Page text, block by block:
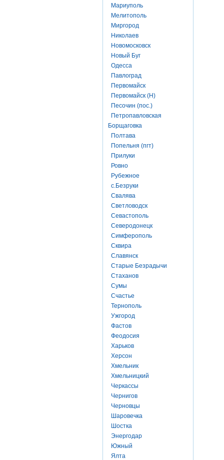
Мариуполь
Мелитополь
Миргород
Николаев
Новомосковск
Новый Буг
Одесса
Павлоград
Первомайск
Первомайск (Н)
Песочин (пос.)
Петропавловская
Борщаговка
Полтава
Попельня (пгт)
Прилуки
Ровно
Рубежное
с.Безруки
Свалява
Светловодск
Севастополь
Северодонецк
Симферополь
Сквира
Славянск
Старые Безрадычи
Стаханов
Сумы
Счастье
Тернополь
Ужгород
Фастов
Феодосия
Харьков
Херсон
Хмельник
Хмельницкий
Черкассы
Чернигов
Черновцы
Шаровечка
Шостка
Энергодар
Южный
Ялта